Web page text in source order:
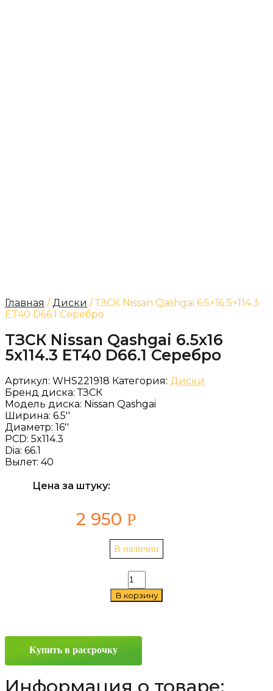
Главная /Диски / ТЗСК Nissan Qashgai 6.5×16 5×114.3
ET40 D66.1 Серебро
ТЗСК Nissan Qashgai 6.5x16
5x114.3 ET40 D66.1 Серебро
Артикул: WHS221918 Категория: Диски
Бренд диска:ТЗСК
Модель диска: Nissan Qashgai
Ширина: 6.5''
Диаметр: 16''
PCD: 5x114.3
Dia: 66.1
Вылет: 40
Цена за штуку:
2 950 Р
В наличии
Количество
товара
ТЗСК
5x114.3
D66.1
В корзину
Купить в рассрочку
Информация о товаре: